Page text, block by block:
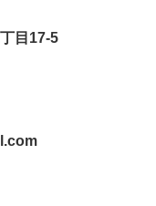
目17-5